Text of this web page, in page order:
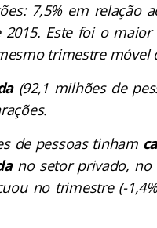
7,5% em relação
Este foi o
trimestre móvel
(92,1 milhões de
de pessoas tinham
no setor privado, no
no trimestre (-